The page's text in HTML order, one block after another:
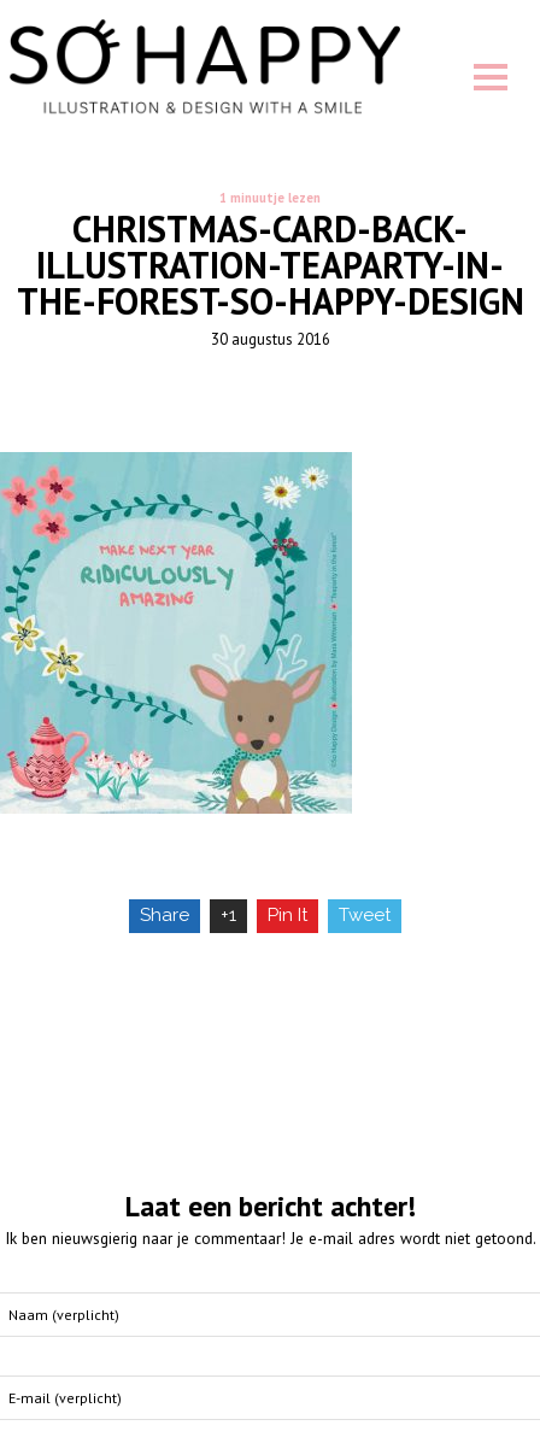
1 minuutje lezen
CHRISTMAS-CARD-BACK-
ILLUSTRATION-TEAPARTY-IN-
THE-FOREST-SO-HAPPY-DESIGN
30 augustus 2016
Share +1 Pin It Tweet
Laat een bericht achter!
Ik ben nieuwsgierig naar je commentaar! Je e-mail adres wordt niet getoond.